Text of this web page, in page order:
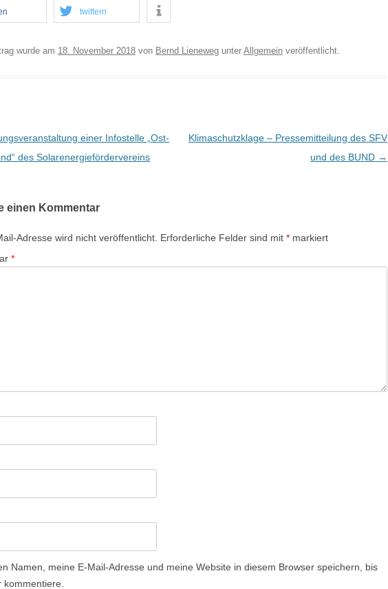
twittern
wurde am 18. November 2018 von Bernd Lieneweg unter Allgemein veröffentlicht.
einer Infostelle „Ost-
des Solarenergiefördervereins
Klimaschutzklage – Pressemitteilung des SFV
und des BUND →
einen Kommentar
Adresse wird nicht veröffentlicht. Erforderliche Felder sind mit * markiert
*
Namen, meine E-Mail-Adresse und meine Website in diesem Browser speichern, bis
kommentiere.